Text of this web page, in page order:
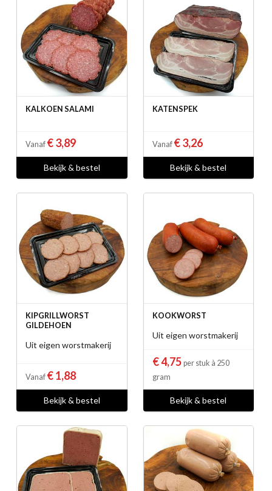
KALKOEN SALAMI
Vanaf € 3,89
Bekijk & bestel
KATENSPEK
Vanaf € 3,26
Bekijk & bestel
KIPGRILLWORST
GILDEHOEN
Uit eigen worstmakerij
Vanaf € 1,88
Bekijk & bestel
KOOKWORST
Uit eigen worstmakerij
€ 4,75 per stuk à 250
gram
Bekijk & bestel